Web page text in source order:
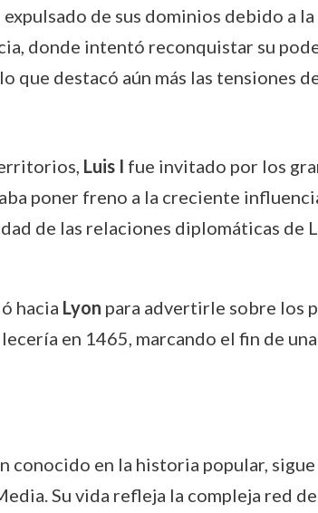
expulsado de sus dominios debido a
donde intentó reconquistar su
que destacó aún más las tensiones
Luis I fue invitado por los
poner freno a la creciente
de las relaciones diplomáticas de
hacia Lyon para advertirle sobre los
en 1465, marcando el fin de
conocido en la historia popular,
Su vida refleja la compleja red